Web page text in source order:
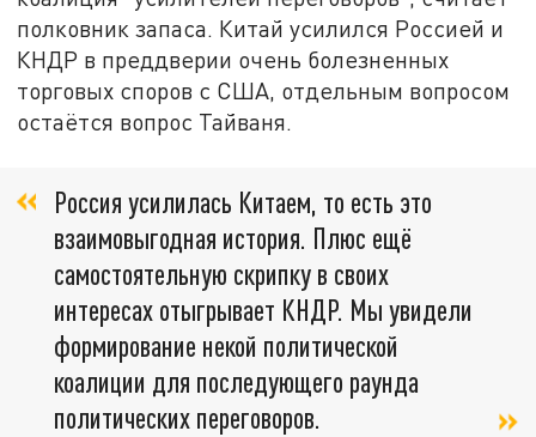
полковник запаса. Китай усилился Россией и
КНДР в преддверии очень болезненных
торговых споров с США, отдельным вопросом
остаётся вопрос Тайваня.
Россия усилилась Китаем, то есть это
взаимовыгодная история. Плюс ещё
самостоятельную скрипку в своих
интересах отыгрывает КНДР. Мы увидели
формирование некой политической
коалиции для последующего раунда
политических переговоров.